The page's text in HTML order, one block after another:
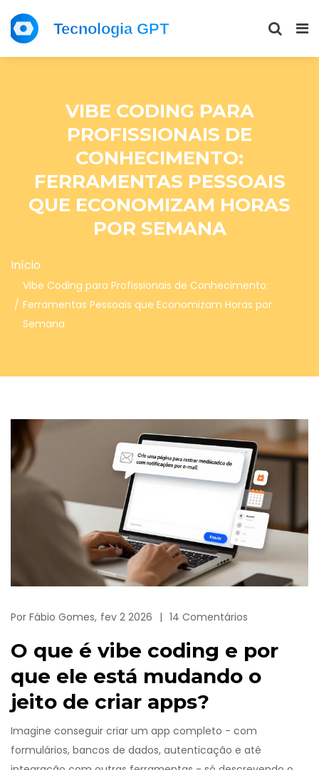
VIBE CODING PARA
PROFISSIONAIS DE
CONHECIMENTO:
FERRAMENTAS PESSOAIS
QUE ECONOMIZAM HORAS
POR SEMANA
Início
Vibe Coding para Profissionais de Conhecimento:
Ferramentas Pessoais que Economizam Horas por
Semana
Por Fábio Gomes, fev 2 2026 14 Comentários
O que é vibe coding e por
que ele está mudando o
jeito de criar apps?
Imagine conseguir criar um app completo - com
formulários, bancos de dados, autenticação e até